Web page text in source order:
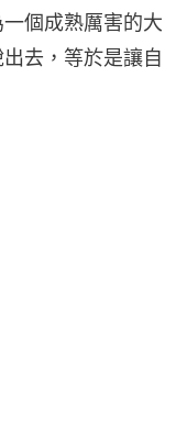
個成熟厲害的大
去，等於是讓自